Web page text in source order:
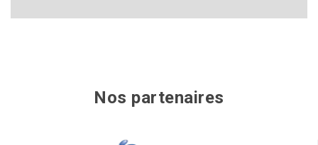
Nos partenaires